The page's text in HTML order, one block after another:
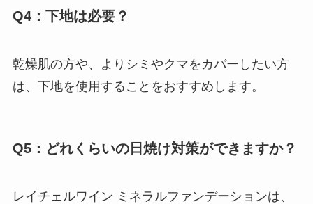
Q4：下地は必要？
乾燥肌の方や、よりシミやクマをカバーしたい方
は、下地を使用することをおすすめします。
Q5：どれくらいの日焼け対策ができますか？
レイチェルワイン ミネラルファンデーションは、